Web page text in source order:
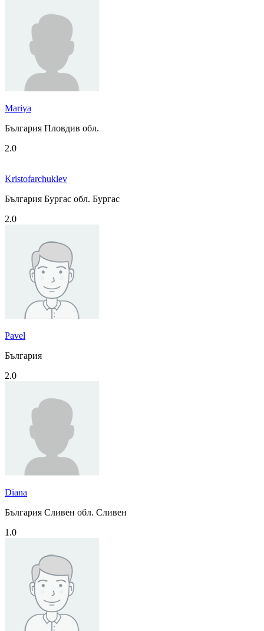
Mariya
България Пловдив обл.
2.0
Kristofarchuklev
България Бургас обл. Бургас
2.0
Pavel
България
2.0
Diana
България Сливен обл. Сливен
1.0